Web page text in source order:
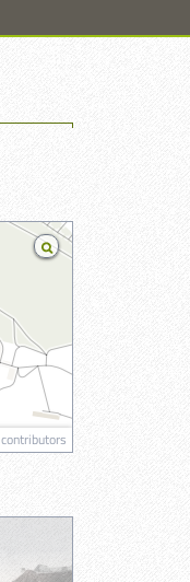
contributors